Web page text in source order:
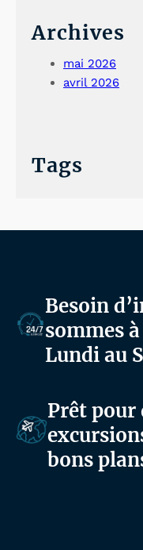
Archives
mai 2026
avril 2026
Tags
Besoin
sommes
Lundi au
Prêt pour
bons